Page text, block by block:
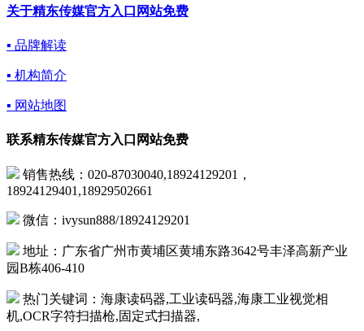
关于精东传媒官方入口网站免费
▪ 品牌解读
▪ 机构简介
▪ 网站地图
联系精东传媒官方入口网站免费
销售热线：020-87030040,18924129201，
18924129401,18929502661
微信：ivysun888/18924129201
地址：广东省广州市黄埔区黄埔东路3642号丰泽高新产业
园B栋406-410
热门关键词：海康读码器,工业读码器,海康工业视觉相
机,OCR字符扫描枪,固定式扫描器,